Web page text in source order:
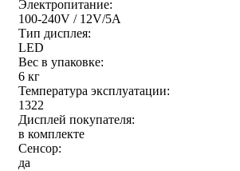
Электропитание:
100-240V / 12V/5A
Тип дисплея:
LED
Вес в упаковке:
6 кг
Температура эксплуатации:
1322
Дисплей покупателя:
в комплекте
Сенсор:
да